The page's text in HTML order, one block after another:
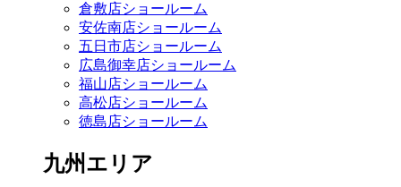
倉敷店ショールーム
安佐南店ショールーム
五日市店ショールーム
広島御幸店ショールーム
福山店ショールーム
高松店ショールーム
徳島店ショールーム
九州エリア